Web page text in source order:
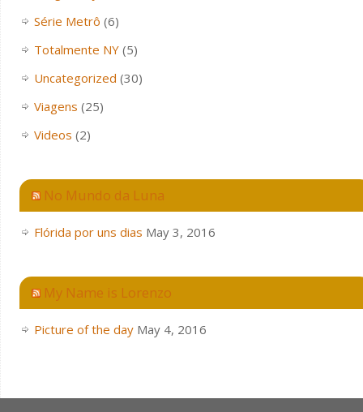
Série Metrô (6)
Totalmente NY(5)
Uncategorized (30)
Viagens (25)
Videos (2)
No Mundo da Luna
Flórida por uns dias May 3, 2016
My Name is Lorenzo
Picture of the day May 4, 2016